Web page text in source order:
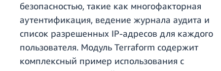
безопасностью, такие как многофакторная
аутентификация, ведение журнала аудита и
список разрешенных IP-адресов для каждого
пользователя. Модуль Terraform содержит
комплексный пример использования с